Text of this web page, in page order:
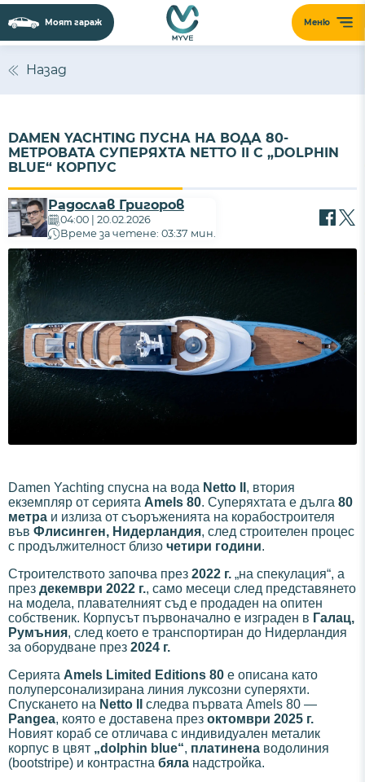
Меню
Моят гараж
Назад
DAMEN YACHTING ПУСНА НА ВОДА 80-
МЕТРОВАТА СУПЕРЯХТА NETTO II С „DOLPHIN
BLUE“ КОРПУС
Радослав Григоров
04:00 | 20.02.2026
Време за четене: 03:37 мин.
Damen Yachting спусна на вода Netto II , втория
екземпляр от серията Amels 80. Суперяхтата е дълга 80
метра и излиза от съоръженията на корабостроителя
във Флисинген, Нидерландия, след строителен процес
с продължителност близо четири години.
Строителството започва през 2022 г. „на спекулация“, а
през декември 2022 г., само месеци след представянето
на модела, плавателният съд е продаден на опитен
собственик. Корпусът първоначално е изграден в Галац,
Румъния, след което е транспортиран до Нидерландия
за оборудване през 2024 г.
Серията Amels Limited Editions 80 е описана като
полуперсонализирана линия луксозни суперяхти.
Спускането на Netto II
следва първата Amels 80 —
Pangea, която е доставена през октомври 2025 г.
Новият кораб се отличава с индивидуален металик
корпус в цвят „dolphin blue“, платинена водолиния
(bootstripe) и контрастна бяла надстройка.